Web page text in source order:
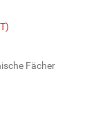
Fächer